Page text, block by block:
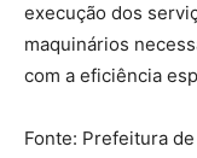
execução dos
maquinários
com a eficiência
Fonte: Prefeitura